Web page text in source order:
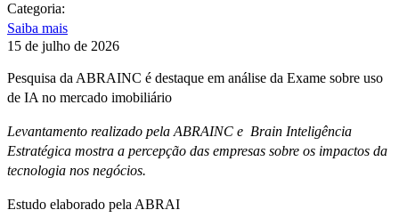
Categoria:
Saiba mais
15 de julho de 2026
Pesquisa da ABRAINC é destaque em análise da Exame sobre uso
de IA no mercado imobiliário
Levantamento realizado pela ABRAINC e Brain Inteligência
Estratégica mostra a percepção das empresas sobre os impactos da
tecnologia nos negócios.
Estudo elaborado pela ABRAI